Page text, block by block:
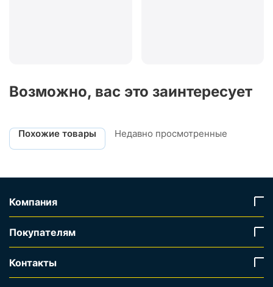
Возможно, вас это заинтересует
Похожие товары Недавно просмотренные
Компания
Покупателям
Контакты